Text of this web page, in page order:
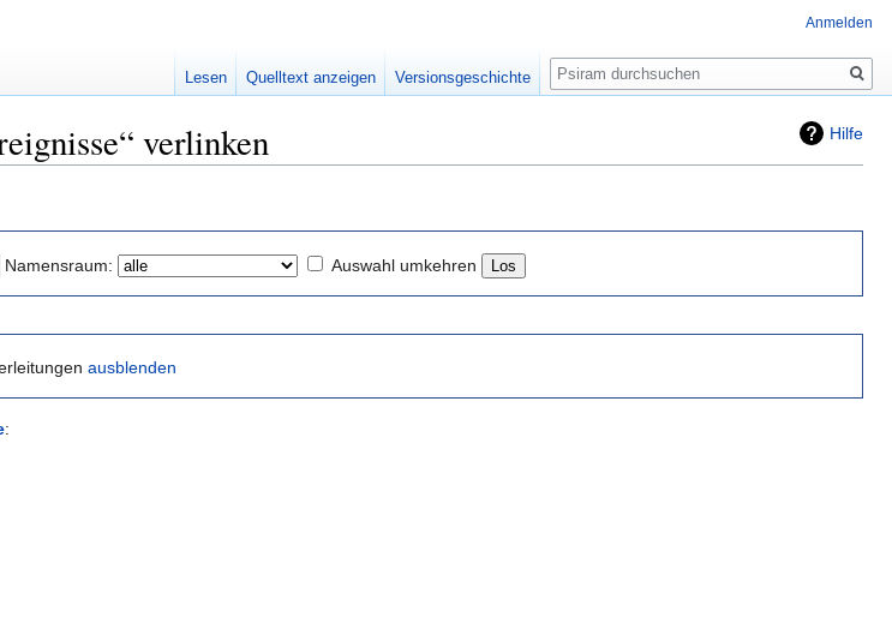
Hilfe
verlinken
Namensraum: Auswahl umkehren
ausblenden
:
Anmelden
Lesen Quelltext anzeigen Versionsgeschichte
Suche